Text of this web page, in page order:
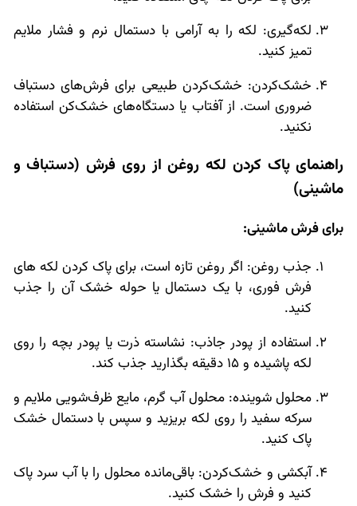
لکه‌گیری: لکه را به آرامی با دستمال نرم و فشار ملایم
تمیز کنید.
خشک‌کردن: خشک‌کردن طبیعی برای فرش‌های دستباف
ضروری است. از آفتاب یا دستگاه‌های خشک‌کن استفاده
نکنید.
راهنمای پاک کردن لکه روغن از روی فرش (دستباف و
ماشینی)
برای فرش ماشینی:
جذب روغن: اگر روغن تازه است، برای پاک کردن لکه های
فرش فوری، با یک دستمال یا حوله خشک آن را جذب
کنید.
استفاده از پودر جاذب: نشاسته ذرت یا پودر بچه را روی
لکه پاشیده و 15 دقیقه بگذارید جذب کند.
محلول شوینده: محلول آب گرم، مایع ظرف‌شویی ملایم و
سرکه سفید را روی لکه بریزید و سپس با دستمال خشک
پاک کنید.
آبکشی و خشک‌کردن: باقی‌مانده محلول را با آب سرد پاک
کنید و فرش را خشک کنید.